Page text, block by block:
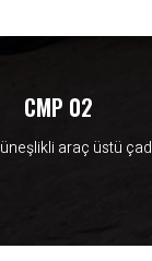
CMP 02
araç üstü